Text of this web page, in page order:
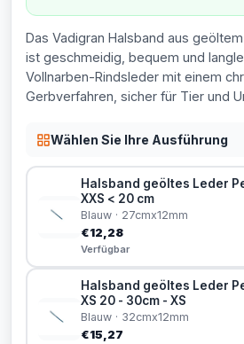
Das Vadigran Halsband aus
ist geschmeidig, bequem und
Vollnarben-Rindsleder mit einem
Gerbverfahren, sicher für Tier und
Wählen Sie Ihre Ausführung
Halsband geöltes Leder
XXS < 20 cm
Blauw · 27cmx12mm
€12,28
Verfügbar
Halsband geöltes Leder
XS 20 - 30cm - XS
Blauw · 32cmx12mm
€15,27